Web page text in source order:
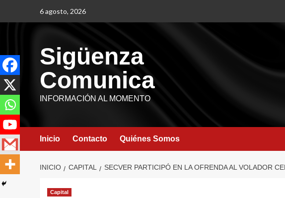
6 agosto, 2026
Sigüenza
Comunica
INFORMACIÓN AL MOMENTO
Inicio Contacto Quiénes Somos
INICIO CAPITAL SECVER PARTICIPÓ EN LA OFRENDA AL VOLADOR
Capital